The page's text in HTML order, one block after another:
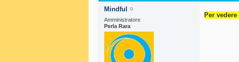
Mindful
Amministratore
Perla Rara
Per